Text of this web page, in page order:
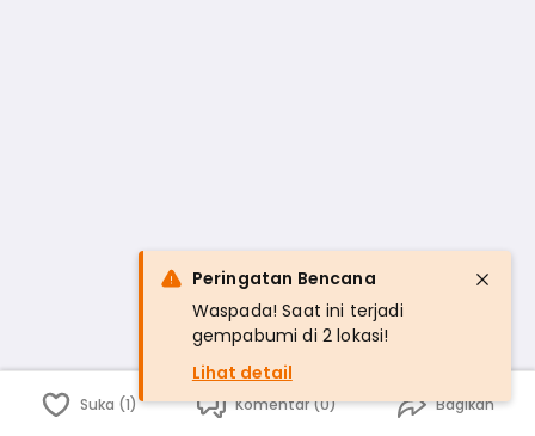
Suka (1) Komentar (0) Bagikan
Peringatan Bencana
Waspada! Saat ini terjadi
gempabumi di 2 lokasi!
Lihat detail